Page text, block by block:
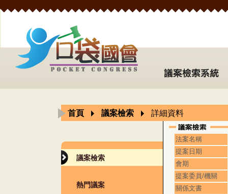
首頁 議案檢索 詳細資料
議案檢索
熱門議案
法案名稱
提案日期
會期
提案委員/機關
關係文書